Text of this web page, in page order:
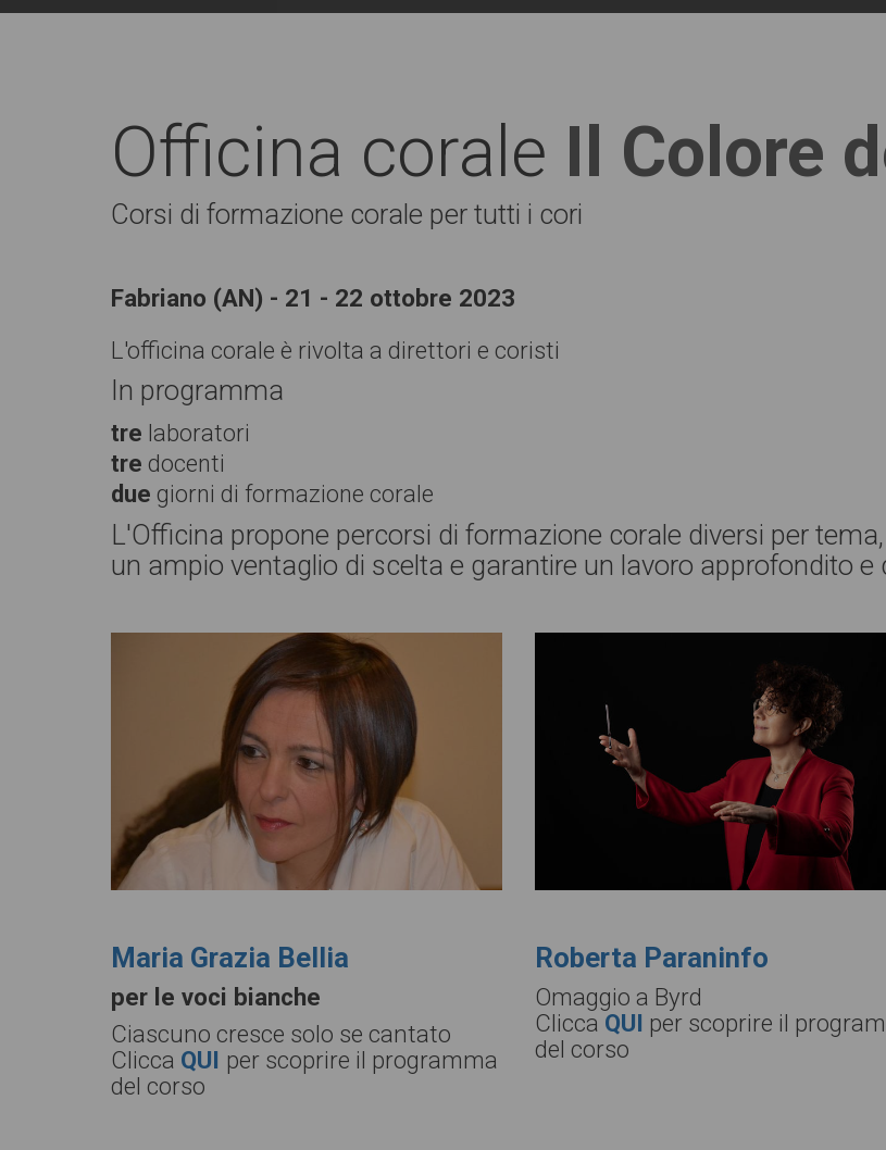
Officina corale Il Colore
Corsi di formazione corale per tutti i cori
Fabriano (AN) - 21 - 22 ottobre 2023
L'officina corale è rivolta a direttori e coristi
In programma
tre laboratori
tre docenti
due giorni di formazione corale
L'Officina propone percorsi di formazione corale diversi per
un ampio ventaglio di scelta e garantire un lavoro approfondito e
Maria Grazia Bellia
per le voci bianche
Ciascuno cresce solo se cantato
Clicca QUI per scoprire il programma
del corso
Roberta Paraninfo
Omaggio a Byrd
Clicca QUI per scoprire il
del corso